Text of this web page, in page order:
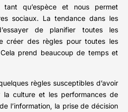
qu’espèce et nous permet
sociaux. La tendance dans les
de planifier toutes les
créer des règles pour toutes les
prend beaucoup de temps et
règles susceptibles d’avoir
culture et les performances de
l’information, la prise de décision